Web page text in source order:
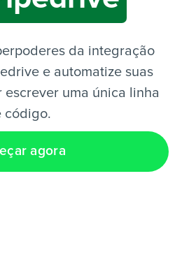
da integração
e automatize suas
escrever uma única linha
código.
agora